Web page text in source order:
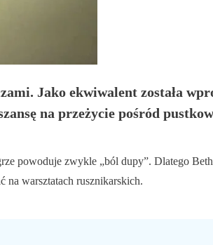
Jako ekwiwalent została
na przeżycie pośród
powoduje zwykle „ból dupy”. Dlatego
na warsztatach rusznikarskich.